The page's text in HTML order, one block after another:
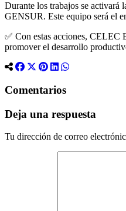
Durante los trabajos se activará
GENSUR. Este equipo será el
✅ Con estas acciones, CELEC
promover el desarrollo
Comentarios
Deja una respuesta
Tu dirección de correo